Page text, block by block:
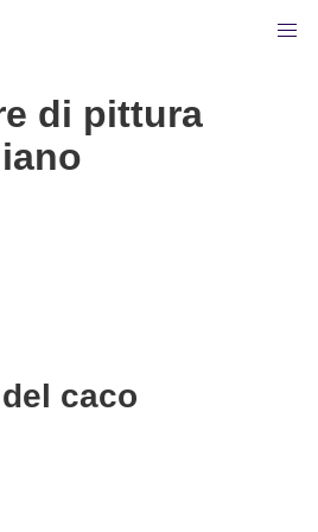
di pittura
caco